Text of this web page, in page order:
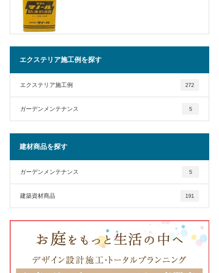
エクステリア施工例を探す
エクステリア施工例 272
ガーデンメンテナンス 5
建材商品を探す
ガーデンメンテナンス 5
建築資材商品 191